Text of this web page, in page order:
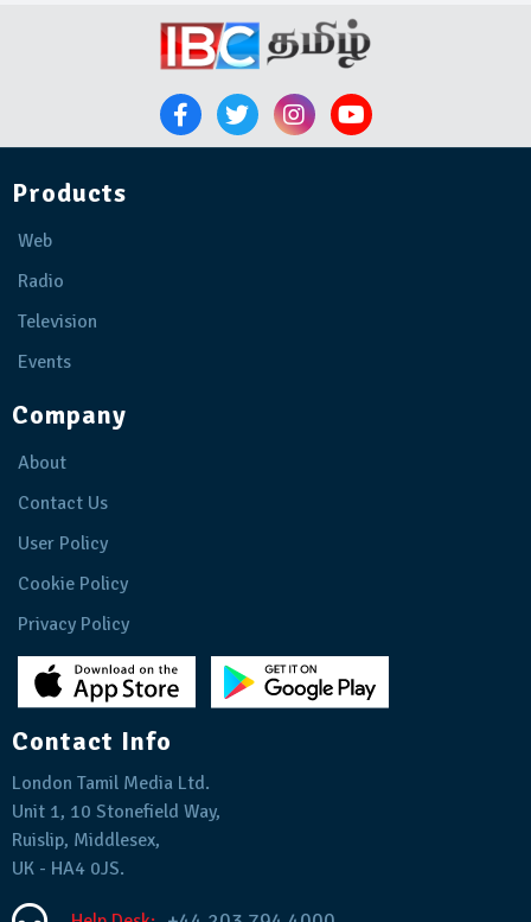
Products
Web
Radio
Television
Events
Company
About
Contact Us
User Policy
Cookie Policy
Privacy Policy
Contact Info
London Tamil Media Ltd.
Unit 1, 10 Stonefield Way,
Ruislip, Middlesex,
UK - HA4 0JS.